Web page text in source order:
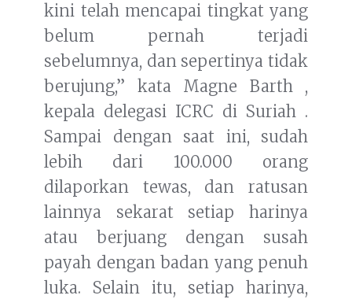
kini telah mencapai tingkat yang
belum pernah terjadi
sebelumnya, dan sepertinya tidak
berujung,” kata Magne Barth ,
kepala delegasi ICRC di Suriah .
Sampai dengan saat ini, sudah
lebih dari 100.000 orang
dilaporkan tewas, dan ratusan
lainnya sekarat setiap harinya
atau berjuang dengan susah
payah dengan badan yang penuh
luka. Selain itu, setiap harinya,